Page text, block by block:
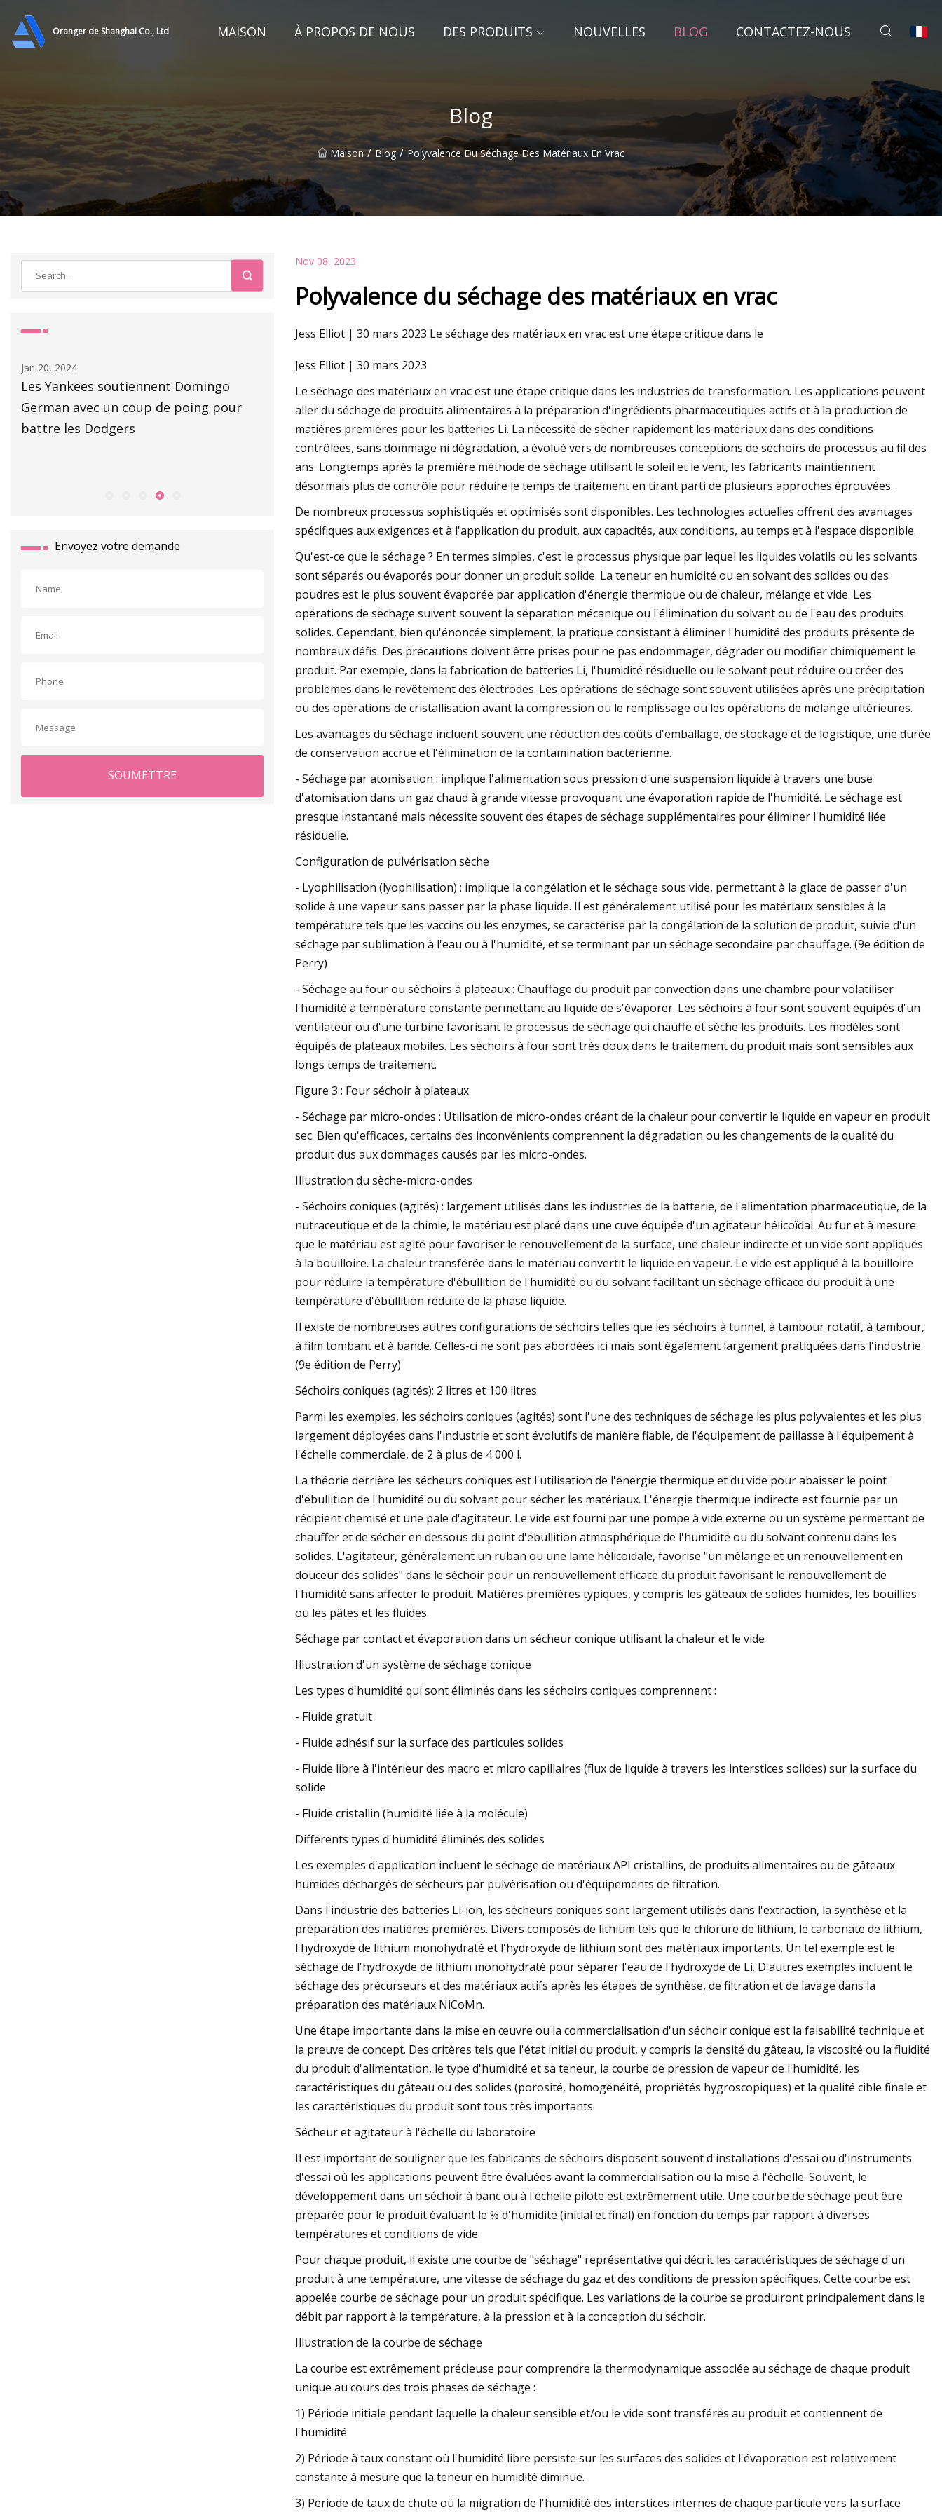
Oranger de Shanghai Co., Ltd MAISON À PROPOS DE NOUS DES PRODUITS NOUVELLES BLOG CONTACTEZ-NOUS
Blog
Maison / Blog / Polyvalence Du Séchage Des Matériaux En Vrac
Aug 06, 2023
Accélérer la croissance verte dans
l'environnement bâti
May 02, 2023
Morris en super forme dans l'ouverture
du TA2
Envoyez votre demande
SOUMETTRE
Nov 08, 2023
Polyvalence du séchage des matériaux en vrac
Jess Elliot | 30 mars 2023 Le séchage des matériaux en vrac est une étape critique dans le
Jess Elliot | 30 mars 2023
Le séchage des matériaux en vrac est une étape critique dans les industries de transformation. Les applications peuvent
aller du séchage de produits alimentaires à la préparation d'ingrédients pharmaceutiques actifs et à la production de
matières premières pour les batteries Li. La nécessité de sécher rapidement les matériaux dans des conditions
contrôlées, sans dommage ni dégradation, a évolué vers de nombreuses conceptions de séchoirs de processus au fil des
ans. Longtemps après la première méthode de séchage utilisant le soleil et le vent, les fabricants maintiennent
désormais plus de contrôle pour réduire le temps de traitement en tirant parti de plusieurs approches éprouvées.
De nombreux processus sophistiqués et optimisés sont disponibles. Les technologies actuelles offrent des avantages
spécifiques aux exigences et à l'application du produit, aux capacités, aux conditions, au temps et à l'espace disponible.
Qu'est-ce que le séchage ? En termes simples, c'est le processus physique par lequel les liquides volatils ou les solvants
sont séparés ou évaporés pour donner un produit solide. La teneur en humidité ou en solvant des solides ou des
poudres est le plus souvent évaporée par application d'énergie thermique ou de chaleur, mélange et vide. Les
opérations de séchage suivent souvent la séparation mécanique ou l'élimination du solvant ou de l'eau des produits
solides. Cependant, bien qu'énoncée simplement, la pratique consistant à éliminer l'humidité des produits présente de
nombreux défis. Des précautions doivent être prises pour ne pas endommager, dégrader ou modifier chimiquement le
produit. Par exemple, dans la fabrication de batteries Li, l'humidité résiduelle ou le solvant peut réduire ou créer des
problèmes dans le revêtement des électrodes. Les opérations de séchage sont souvent utilisées après une précipitation
ou des opérations de cristallisation avant la compression ou le remplissage ou les opérations de mélange ultérieures.
Les avantages du séchage incluent souvent une réduction des coûts d'emballage, de stockage et de logistique, une durée
de conservation accrue et l'élimination de la contamination bactérienne.
- Séchage par atomisation : implique l'alimentation sous pression d'une suspension liquide à travers une buse
d'atomisation dans un gaz chaud à grande vitesse provoquant une évaporation rapide de l'humidité. Le séchage est
presque instantané mais nécessite souvent des étapes de séchage supplémentaires pour éliminer l'humidité liée
résiduelle.
Configuration de pulvérisation sèche
- Lyophilisation (lyophilisation) : implique la congélation et le séchage sous vide, permettant à la glace de passer d'un
solide à une vapeur sans passer par la phase liquide. Il est généralement utilisé pour les matériaux sensibles à la
température tels que les vaccins ou les enzymes, se caractérise par la congélation de la solution de produit, suivie d'un
séchage par sublimation à l'eau ou à l'humidité, et se terminant par un séchage secondaire par chauffage. (9e édition de
Perry)
- Séchage au four ou séchoirs à plateaux : Chauffage du produit par convection dans une chambre pour volatiliser
l'humidité à température constante permettant au liquide de s'évaporer. Les séchoirs à four sont souvent équipés d'un
ventilateur ou d'une turbine favorisant le processus de séchage qui chauffe et sèche les produits. Les modèles sont
équipés de plateaux mobiles. Les séchoirs à four sont très doux dans le traitement du produit mais sont sensibles aux
longs temps de traitement.
Figure 3 : Four séchoir à plateaux
- Séchage par micro-ondes : Utilisation de micro-ondes créant de la chaleur pour convertir le liquide en vapeur en produit
sec. Bien qu'efficaces, certains des inconvénients comprennent la dégradation ou les changements de la qualité du
produit dus aux dommages causés par les micro-ondes.
Illustration du sèche-micro-ondes
- Séchoirs coniques (agités) : largement utilisés dans les industries de la batterie, de l'alimentation pharmaceutique, de la
nutraceutique et de la chimie, le matériau est placé dans une cuve équipée d'un agitateur hélicoïdal. Au fur et à mesure
que le matériau est agité pour favoriser le renouvellement de la surface, une chaleur indirecte et un vide sont appliqués
à la bouilloire. La chaleur transférée dans le matériau convertit le liquide en vapeur. Le vide est appliqué à la bouilloire
pour réduire la température d'ébullition de l'humidité ou du solvant facilitant un séchage efficace du produit à une
température d'ébullition réduite de la phase liquide.
Il existe de nombreuses autres configurations de séchoirs telles que les séchoirs à tunnel, à tambour rotatif, à tambour,
à film tombant et à bande. Celles-ci ne sont pas abordées ici mais sont également largement pratiquées dans l'industrie.
(9e édition de Perry)
Séchoirs coniques (agités); 2 litres et 100 litres
Parmi les exemples, les séchoirs coniques (agités) sont l'une des techniques de séchage les plus polyvalentes et les plus
largement déployées dans l'industrie et sont évolutifs de manière fiable, de l'équipement de paillasse à l'équipement à
l'échelle commerciale, de 2 à plus de 4 000 l.
La théorie derrière les sécheurs coniques est l'utilisation de l'énergie thermique et du vide pour abaisser le point
d'ébullition de l'humidité ou du solvant pour sécher les matériaux. L'énergie thermique indirecte est fournie par un
récipient chemisé et une pale d'agitateur. Le vide est fourni par une pompe à vide externe ou un système permettant de
chauffer et de sécher en dessous du point d'ébullition atmosphérique de l'humidité ou du solvant contenu dans les
solides. L'agitateur, généralement un ruban ou une lame hélicoïdale, favorise "un mélange et un renouvellement en
douceur des solides" dans le séchoir pour un renouvellement efficace du produit favorisant le renouvellement de
l'humidité sans affecter le produit. Matières premières typiques, y compris les gâteaux de solides humides, les bouillies
ou les pâtes et les fluides.
Séchage par contact et évaporation dans un sécheur conique utilisant la chaleur et le vide
Illustration d'un système de séchage conique
Les types d'humidité qui sont éliminés dans les séchoirs coniques comprennent :
- Fluide gratuit
- Fluide adhésif sur la surface des particules solides
- Fluide libre à l'intérieur des macro et micro capillaires (flux de liquide à travers les interstices solides) sur la surface du
solide
- Fluide cristallin (humidité liée à la molécule)
Différents types d'humidité éliminés des solides
Les exemples d'application incluent le séchage de matériaux API cristallins, de produits alimentaires ou de gâteaux
humides déchargés de sécheurs par pulvérisation ou d'équipements de filtration.
Dans l'industrie des batteries Li-ion, les sécheurs coniques sont largement utilisés dans l'extraction, la synthèse et la
préparation des matières premières. Divers composés de lithium tels que le chlorure de lithium, le carbonate de lithium,
l'hydroxyde de lithium monohydraté et l'hydroxyde de lithium sont des matériaux importants. Un tel exemple est le
séchage de l'hydroxyde de lithium monohydraté pour séparer l'eau de l'hydroxyde de Li. D'autres exemples incluent le
séchage des précurseurs et des matériaux actifs après les étapes de synthèse, de filtration et de lavage dans la
préparation des matériaux NiCoMn.
Une étape importante dans la mise en œuvre ou la commercialisation d'un séchoir conique est la faisabilité technique et
la preuve de concept. Des critères tels que l'état initial du produit, y compris la densité du gâteau, la viscosité ou la fluidité
du produit d'alimentation, le type d'humidité et sa teneur, la courbe de pression de vapeur de l'humidité, les
caractéristiques du gâteau ou des solides (porosité, homogénéité, propriétés hygroscopiques) et la qualité cible finale et
les caractéristiques du produit sont tous très importants.
Sécheur et agitateur à l'échelle du laboratoire
Il est important de souligner que les fabricants de séchoirs disposent souvent d'installations d'essai ou d'instruments
d'essai où les applications peuvent être évaluées avant la commercialisation ou la mise à l'échelle. Souvent, le
développement dans un séchoir à banc ou à l'échelle pilote est extrêmement utile. Une courbe de séchage peut être
préparée pour le produit évaluant le % d'humidité (initial et final) en fonction du temps par rapport à diverses
températures et conditions de vide
Pour chaque produit, il existe une courbe de "séchage" représentative qui décrit les caractéristiques de séchage d'un
produit à une température, une vitesse de séchage du gaz et des conditions de pression spécifiques. Cette courbe est
appelée courbe de séchage pour un produit spécifique. Les variations de la courbe se produiront principalement dans le
débit par rapport à la température, à la pression et à la conception du séchoir.
Illustration de la courbe de séchage
La courbe est extrêmement précieuse pour comprendre la thermodynamique associée au séchage de chaque produit
unique au cours des trois phases de séchage :
1) Période initiale pendant laquelle la chaleur sensible et/ou le vide sont transférés au produit et contiennent de
l'humidité
2) Période à taux constant où l'humidité libre persiste sur les surfaces des solides et l'évaporation est relativement
constante à mesure que la teneur en humidité diminue.
3) Période de taux de chute où la migration de l'humidité des interstices internes de chaque particule vers la surface